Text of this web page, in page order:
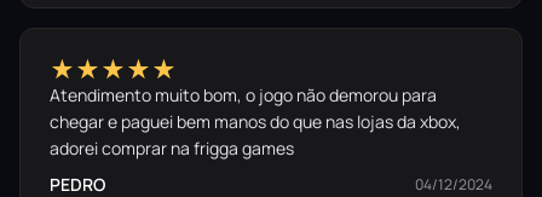
★★★★★
Atendimento muito bom, o jogo não demorou para
chegar e paguei bem manos do que nas lojas da xbox,
adorei comprar na frigga games
PEDRO
04/12/2024